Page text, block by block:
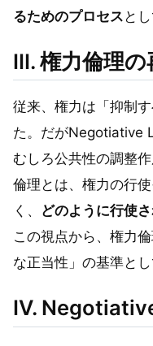
るためのプロセス と
Ⅲ. 権力倫理の
従来、権力は「抑制
た。だがNegotiative
むしろ公共性の調整作
倫理とは、権力の行
く、 どのように行使
この視点から、権力
な正当性」の基準とし
Ⅳ.